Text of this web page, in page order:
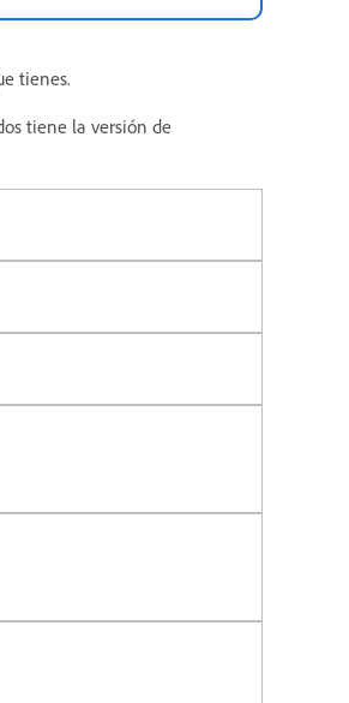
tienes.
tiene la versión de